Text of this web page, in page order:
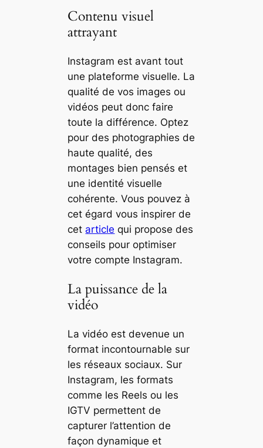
Contenu visuel
attrayant
Instagram est avant tout
une plateforme visuelle. La
qualité de vos images ou
vidéos peut donc faire
toute la différence. Optez
pour des photographies de
haute qualité, des
montages bien pensés et
une identité visuelle
cohérente. Vous pouvez à
cet égard vous inspirer de
cet article qui propose des
conseils pour optimiser
votre compte Instagram.
La puissance de la
vidéo
La vidéo est devenue un
format incontournable sur
les réseaux sociaux. Sur
Instagram, les formats
comme les Reels ou les
IGTV permettent de
capturer l’attention de
façon dynamique et